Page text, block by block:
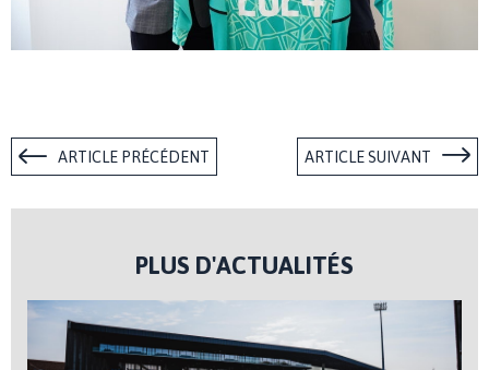
ARTICLE PRÉCÉDENT ARTICLE SUIVANT
PLUS D'ACTUALITÉS